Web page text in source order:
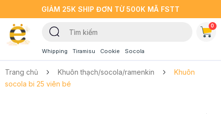
GIẢM 25K SHIP ĐƠN TỪ 500K MÃ FSTT
Whipping Tiramisu Cookie Socola
0
Trang chủ Khuôn thạch/socola/ramenkin
Khuôn
socola bi 25 viên bé